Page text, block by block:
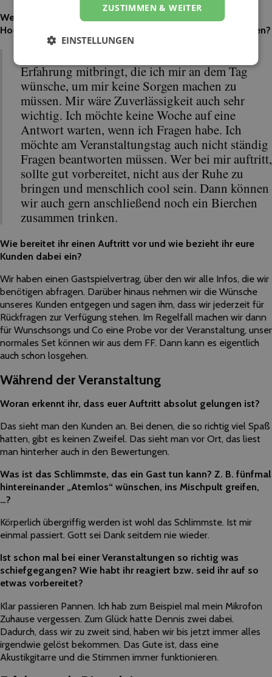
Wenn ihr selbst einen Dienstleister wie euch für eure
Hochzeit engagieren würdet, worauf würdet ihr dann achten?
Erfahrung mitbringt, die ich mir an dem Tag
wünsche, um mir keine Sorgen machen zu
müssen. Mir wäre Zuverlässigkeit auch sehr
wichtig. Ich möchte keine Woche auf eine
Antwort warten, wenn ich Fragen habe. Ich
möchte am Veranstaltungstag auch nicht ständig
Fragen beantworten müssen. Wer bei mir auftritt,
sollte gut vorbereitet, nicht aus der Ruhe zu
bringen und menschlich cool sein. Dann können
wir auch gern anschließend noch ein Bierchen
zusammen trinken.
Wie bereitet ihr einen Auftritt vor und wie bezieht ihr eure
Kunden dabei ein?
Wir haben einen Gastspielvertrag, über den wir alle Infos, die wir
benötigen abfragen. Darüber hinaus nehmen wir die Wünsche
unseres Kunden entgegen und sagen ihm, dass wir jederzeit für
Rückfragen zur Verfügung stehen. Im Regelfall machen wir dann
für Wunschsongs und Co eine Probe vor der Veranstaltung, unser
normales Set können wir aus dem FF. Dann kann es eigentlich
auch schon losgehen.
Während der Veranstaltung
Woran erkennt ihr, dass euer Auftritt absolut gelungen ist?
Das sieht man den Kunden an. Bei denen, die so richtig viel Spaß
hatten, gibt es keinen Zweifel. Das sieht man vor Ort, das liest
man hinterher auch in den Bewertungen.
Was ist das Schlimmste, das ein Gast tun kann? Z. B. fünfmal
hintereinander „Atemlos“ wünschen, ins Mischpult greifen,
…?
Körperlich übergriffig werden ist wohl das Schlimmste. Ist mir
einmal passiert. Gott sei Dank seitdem nie wieder.
Ist schon mal bei einer Veranstaltungen so richtig was
schiefgegangen? Wie habt ihr reagiert bzw. seid ihr auf so
etwas vorbereitet?
Klar passieren Pannen. Ich hab zum Beispiel mal mein Mikrofon
Zuhause vergessen. Zum Glück hatte Dennis zwei dabei.
Dadurch, dass wir zu zweit sind, haben wir bis jetzt immer alles
irgendwie gelöst bekommen. Das Gute ist, dass eine
Akustikgitarre und die Stimmen immer funktionieren.
ZUSTIMMEN & WEITER
EINSTELLUNGEN